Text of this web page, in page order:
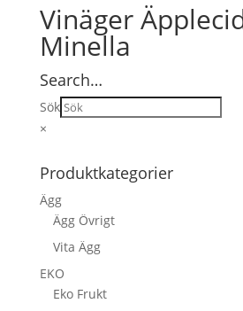
Vinäger
Minella
Search…
Sök
×
Produktkategorier
Ägg
Ägg Övrigt
Vita Ägg
EKO
Eko Frukt